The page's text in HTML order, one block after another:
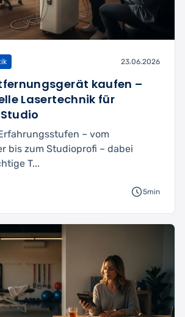
23.06.2026
kaufen –
Lasertechnik für
– vom
bis zum Studioprofi – dabei
T...
5min